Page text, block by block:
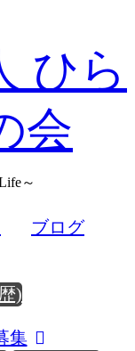
ひら
会
～
ブログ
)
集